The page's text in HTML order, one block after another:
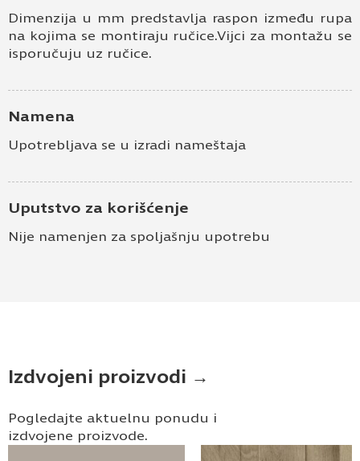
Dimenzija u mm predstavlja raspon između rupa
na kojima se montiraju ručice.Vijci za montažu se
isporučuju uz ručice.
Namena
Upotrebljava se u izradi nameštaja
Uputstvo za korišćenje
Nije namenjen za spoljašnju upotrebu
Izdvojeni proizvodi →
Pogledajte aktuelnu ponudu i
izdvojene proizvode.